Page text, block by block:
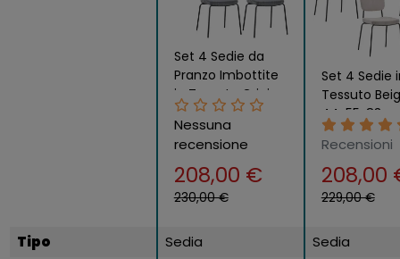
Set 4 Sedie da
Pranzo Imbottite
in Tessuto Grigio
Scuro Struttura
Nera
Nessuna
recensione
208,00 €
230,00 €
Set 4 Sedie
Tessuto
44x55x83
Struttura
Nero
Recensioni
208,00
229,00 €
Tipo Sedia Sedia